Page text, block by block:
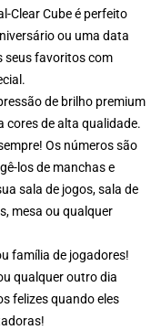
Clear Cube é perfeito
ou uma data
seus favoritos com
de brilho premium
cores de alta qualidade.
Os números são
los de manchas e
sala de jogos, sala de
mesa ou qualquer
família de jogadores!
qualquer outro dia
felizes quando eles